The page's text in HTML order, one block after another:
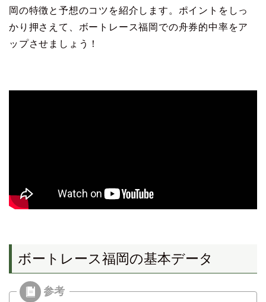
岡の特徴と予想のコツを紹介します。ポイントをしっ
かり押さえて、ボートレース福岡での舟券的中率をア
ップさせましょう！
ボートレース福岡の基本データ